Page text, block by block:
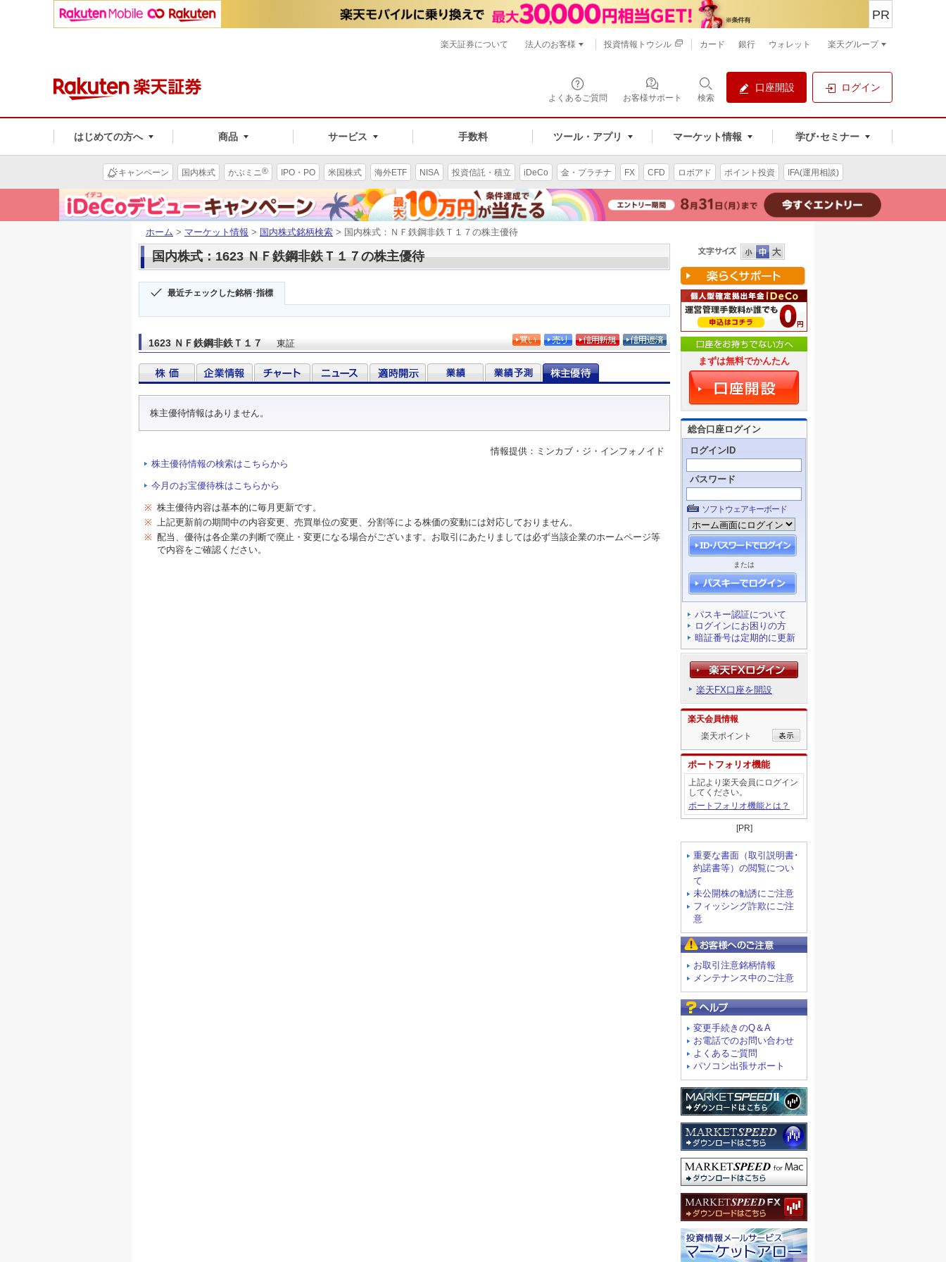
よくあるご質問 お客様サポート 検索
口座開設 ログイン
はじめての方へ 商品 サービス 手数料 ツール・アプリ マーケット情報 学び･セミナー
PR
楽天証券について 法人のお客様 投資情報トウシル カード 銀行 ウォレット 楽天グループ
キャンペーン 国内株式 かぶミニ® IPO・PO 米国株式 海外ETF NISA 投資信託・積立 iDeCo 金・プラチナ FX CFD ロボアド ポイント投資 IFA(運用相談)
ホーム > マーケット情報 > 国内株式銘柄検索 > 国内株式：ＮＦ鉄鋼非鉄Ｔ１７の株主優待
国内株式：1623 ＮＦ鉄鋼非鉄Ｔ１７の株主優待
最近チェックした銘柄･指標
1623 ＮＦ鉄鋼非鉄Ｔ１７ 東証
株主優待情報はありません。
情報提供：ミンカブ・ジ・インフォノイド
株主優待情報の検索はこちらから
今月のお宝優待株はこちらから
※ 株主優待内容は基本的に毎月更新です。
※ 上記更新前の期間中の内容変更、売買単位の変更、分割等による株価の変動には対応しておりません。
※ 配当、優待は各企業の判断で廃止・変更になる場合がございます。お取引にあたりましては必ず当該企業のホームページ等
で内容をご確認ください。
まずは無料でかんたん
総合口座ログイン
ログインID
パスワード
ソフトウェアキーボード
または
パスキー認証について
ログインにお困りの方
暗証番号は定期的に更新
楽天FX口座を開設
楽天会員情報
楽天ポイント
ポートフォリオ機能
上記より楽天会員にログイン
してください。
ポートフォリオ機能とは？
[PR]
重要な書面（取引説明書･
約諾書等）の閲覧につい
て
未公開株の勧誘にご注意
フィッシング詐欺にご注
意
お取引注意銘柄情報
メンテナンス中のご注意
変更手続きのQ＆A
お電話でのお問い合わせ
よくあるご質問
パソコン出張サポート